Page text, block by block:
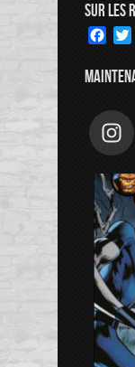
SUR LES